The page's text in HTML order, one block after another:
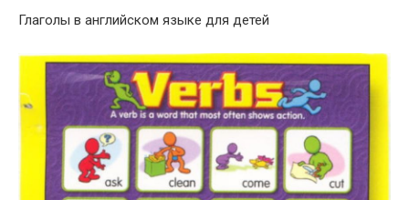
Глаголы в английском языке для детей